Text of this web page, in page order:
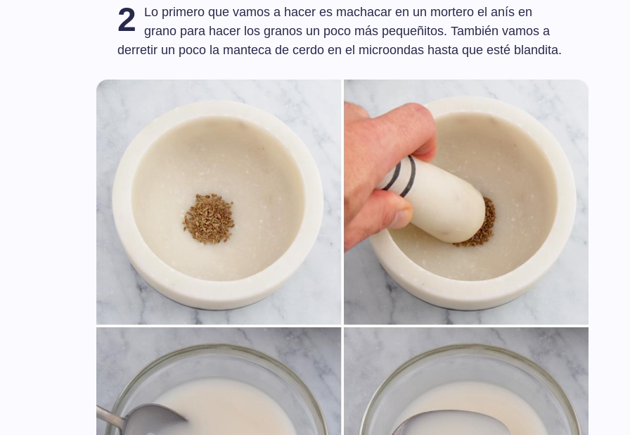
2
Lo primero que vamos a hacer es machacar en un mortero el anís en
grano para hacer los granos un poco más pequeñitos. También vamos a
derretir un poco la manteca de cerdo en el microondas hasta que esté blandita.